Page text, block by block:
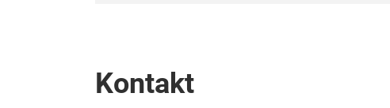
Kontakt